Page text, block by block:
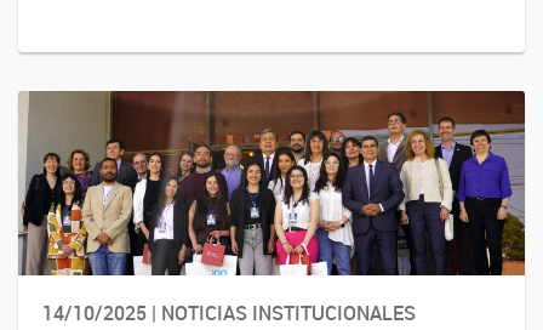
14/10/2025 | NOTICIAS INSTITUCIONALES